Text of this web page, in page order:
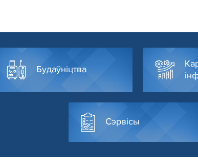
Будаўніцтва
Сэрвісы